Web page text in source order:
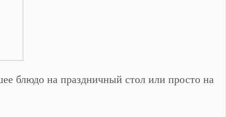
блюдо на праздничный стол или просто на